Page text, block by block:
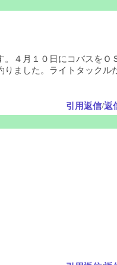
４月１０日にコバスをＯ
ました。ライトタックル
引用返信/返